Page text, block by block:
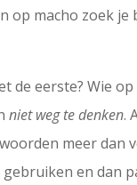
op macho zoek je
de eerste? Wie
niet weg te denken.
meer dan
en dan